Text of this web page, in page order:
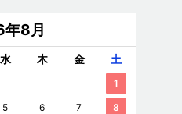
8月
水 木 金 土
1
5 6 7 8